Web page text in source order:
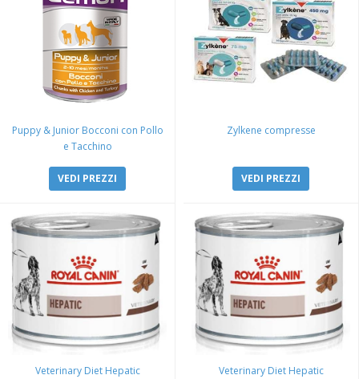
Puppy & Junior Bocconi con Pollo
e Tacchino
VEDI PREZZI
Zylkene compresse
VEDI PREZZI
Veterinary Diet Hepatic Veterinary Diet Hepatic